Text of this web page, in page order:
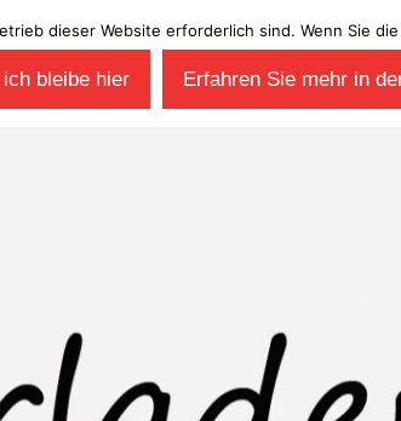
dieser Website erforderlich sind. Wenn Sie
bleibe hier Erfahren Sie mehr in